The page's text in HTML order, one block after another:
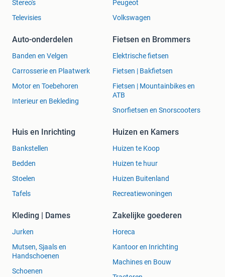
Stereo's
Televisies
Peugeot
Volkswagen
Auto-onderdelen
Banden en Velgen
Carrosserie en Plaatwerk
Motor en Toebehoren
Interieur en Bekleding
Fietsen en Brommers
Elektrische fietsen
Fietsen | Bakfietsen
Fietsen | Mountainbikes en
ATB
Snorfietsen en Snorscooters
Huis en Inrichting
Bankstellen
Bedden
Stoelen
Tafels
Huizen en Kamers
Huizen te Koop
Huizen te huur
Huizen Buitenland
Recreatiewoningen
Kleding | Dames
Jurken
Mutsen, Sjaals en
Handschoenen
Schoenen
Zakelijke goederen
Horeca
Kantoor en Inrichting
Machines en Bouw